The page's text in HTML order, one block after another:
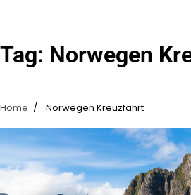
Tag: Norwegen
Home Norwegen Kreuzfahrt